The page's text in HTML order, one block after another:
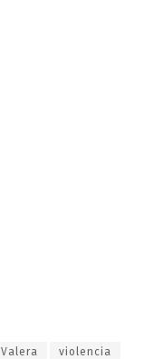
Valera violencia